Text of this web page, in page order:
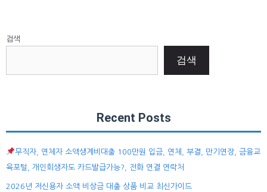
검색
검색
Recent Posts
무직자, 연체자 소액생계비대출 100만원 입금, 연체, 부결, 만기연장, 금융교
육포털, 개인회생자도 카드발급가능?, 전화 연결 연락처
2026년 저신용자 소액 비상금 대출 상품 비교 최신가이드